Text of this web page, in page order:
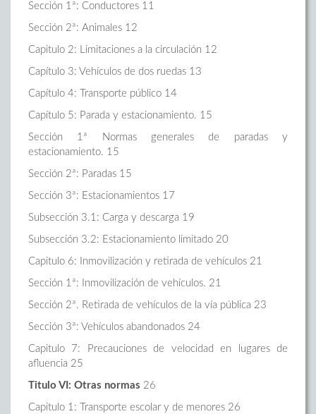
Sección 1ª: Conductores 11
Sección 2ª: Animales 12
Capitulo 2: Limitaciones a la circulación 12
Capítulo 3: Vehículos de dos ruedas 13
Capítulo 4: Transporte público 14
Capítulo 5: Parada y estacionamiento. 15
Sección 1ª Normas generales de paradas y
estacionamiento. 15
Sección 2ª: Paradas 15
Sección 3ª: Estacionamientos 17
Subsección 3.1: Carga y descarga 19
Subsección 3.2: Estacionamiento limitado 20
Capitulo 6: Inmovilización y retirada de vehículos 21
Sección 1ª: Inmovilización de vehículos. 21
Sección 2ª. Retirada de vehículos de la vía pública 23
Sección 3ª: Vehículos abandonados 24
Capitulo 7: Precauciones de velocidad en lugares de
afluencia 25
Titulo VI: Otras normas 26
Capitulo 1: Transporte escolar y de menores 26